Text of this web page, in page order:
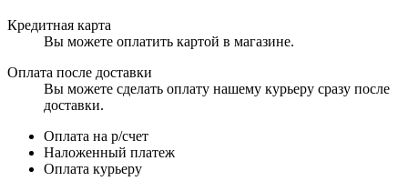
Кредитная карта
Вы можете оплатить картой в магазине.
Оплата после доставки
Вы можете сделать оплату нашему курьеру сразу после
доставки.
Оплата на р/счет
Наложенный платеж
Оплата курьеру